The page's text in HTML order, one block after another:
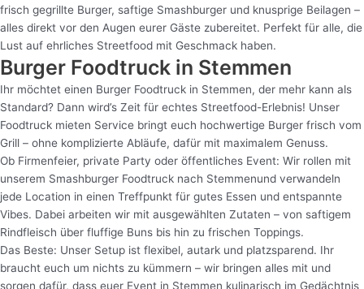
frisch gegrillte Burger, saftige Smashburger und knusprige Beilagen –
alles direkt vor den Augen eurer Gäste zubereitet. Perfekt für alle, die
Lust auf ehrliches Streetfood mit Geschmack haben.
Burger Foodtruck in Stemmen
Ihr möchtet einen Burger Foodtruck in Stemmen, der mehr kann als
Standard? Dann wird’s Zeit für echtes Streetfood-Erlebnis! Unser
Foodtruck mieten Service bringt euch hochwertige Burger frisch vom
Grill – ohne komplizierte Abläufe, dafür mit maximalem Genuss.
Ob Firmenfeier, private Party oder öffentliches Event: Wir rollen mit
unserem Smashburger Foodtruck nach Stemmenund verwandeln
jede Location in einen Treffpunkt für gutes Essen und entspannte
Vibes. Dabei arbeiten wir mit ausgewählten Zutaten – von saftigem
Rindfleisch über fluffige Buns bis hin zu frischen Toppings.
Das Beste: Unser Setup ist flexibel, autark und platzsparend. Ihr
braucht euch um nichts zu kümmern – wir bringen alles mit und
sorgen dafür, dass euer Event in Stemmen kulinarisch im Gedächtnis